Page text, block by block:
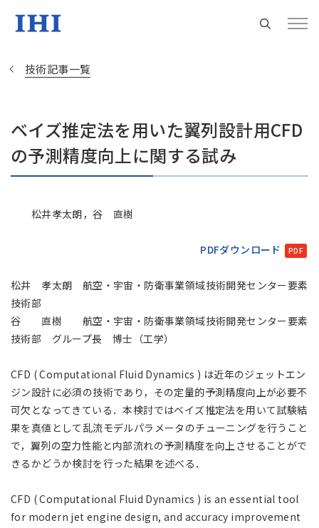
Change
Location
米州 (English)
アジア大洋州 (English)
その他
海外事務所
海外現地法人/合弁会社
技術記事一覧
ベイズ推定法を用いた翼列設計用CFD
の予測精度向上に関する試み
松井孝太朗，谷 直樹
PDFダウンロード
松井 孝太朗 航空・宇宙・防衛事業領域技術開発センター要素
技術部
谷 直樹 航空・宇宙・防衛事業領域技術開発センター要素
技術部 グループ長 博士（工学）
CFD ( Computational Fluid Dynamics ) は近年のジェットエン
ジン設計に必須の技術であり，その定量的予測精度向上が必要不
可欠となってきている．本検討ではベイズ推定法を用いて試験結
果を真値として乱流モデルパラメータのチューニングを行うこと
で，翼列の空力性能と内部流れの予測精度を向上させることがで
きるかどうか検討を行った結果を述べる．
CFD ( Computational Fluid Dynamics ) is an essential tool
for modern jet engine design, and accuracy improvement